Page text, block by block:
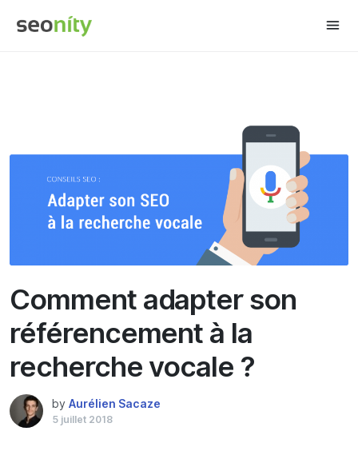
Share this:
Comment adapter son
référencement à la
recherche vocale ?
by Aurélien Sacaze
5 juillet 2018